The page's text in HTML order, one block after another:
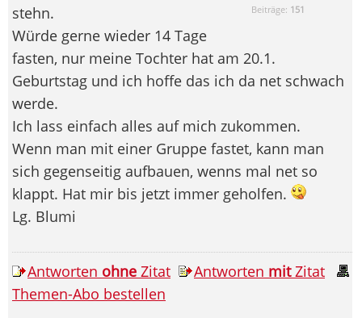
Beiträge: 151
stehn.
Würde gerne wieder 14 Tage
fasten, nur meine Tochter hat am 20.1.
Geburtstag und ich hoffe das ich da net schwach
werde.
Ich lass einfach alles auf mich zukommen.
Wenn man mit einer Gruppe fastet, kann man
sich gegenseitig aufbauen, wenns mal net so
klappt. Hat mir bis jetzt immer geholfen.
Lg. Blumi
Antworten ohne Zitat Antworten mitZitat
Themen-Abo bestellen